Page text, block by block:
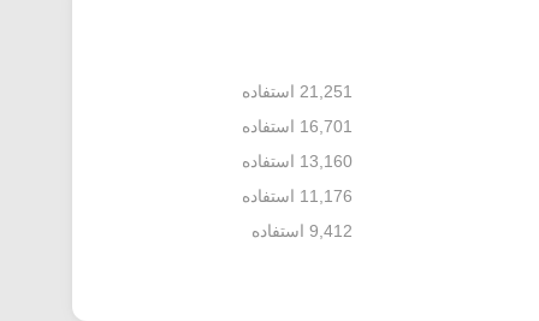
21,251 استفاده
16,701 استفاده
13,160 استفاده
11,176 استفاده
9,412 استفاده